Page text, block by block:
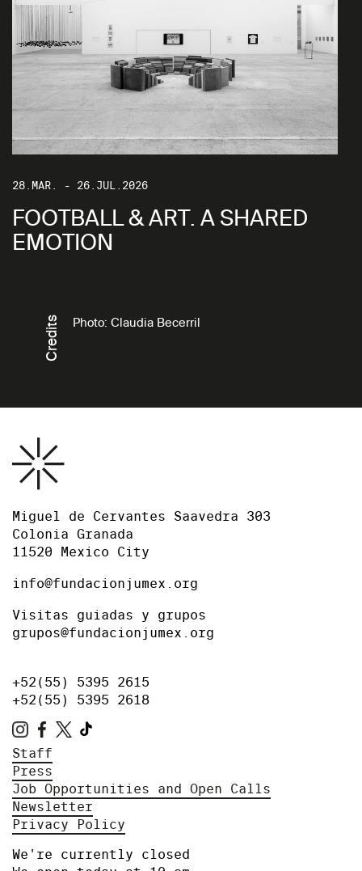
28.MAR. - 26.JUL.2026
FOOTBALL & ART. A SHARED
EMOTION
Credits Photo: Claudia Becerril
Miguel de Cervantes Saavedra 303
Colonia Granada
11520 Mexico City
info@fundacionjumex.org
Visitas guiadas y grupos
grupos@fundacionjumex.org
+52(55) 5395 2615
+52(55) 5395 2618
Staff
Press
Job Opportunities and Open Calls
Newsletter
Privacy Policy
We're currently closed